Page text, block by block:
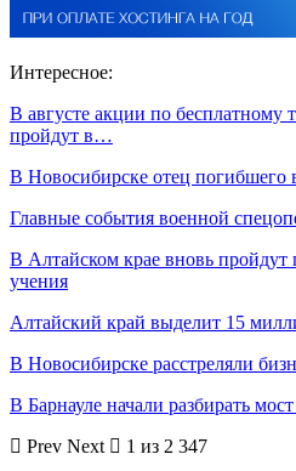
Интересное:
В августе акции по
пройдут в…
В Новосибирске отец погибшего
Главные события военной
В Алтайском крае вновь пройдут
учения
Алтайский край выделит 15
В Новосибирске расстреляли
В Барнауле начали разбирать
Prev Next
1 из 2 347